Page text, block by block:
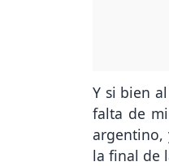
Y si bien
falta de
argentino,
la final de